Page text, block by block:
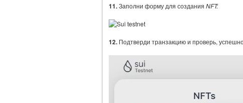
11.Заполни форму для создания NFT:
12. Подтверди транзакцию и проверь,